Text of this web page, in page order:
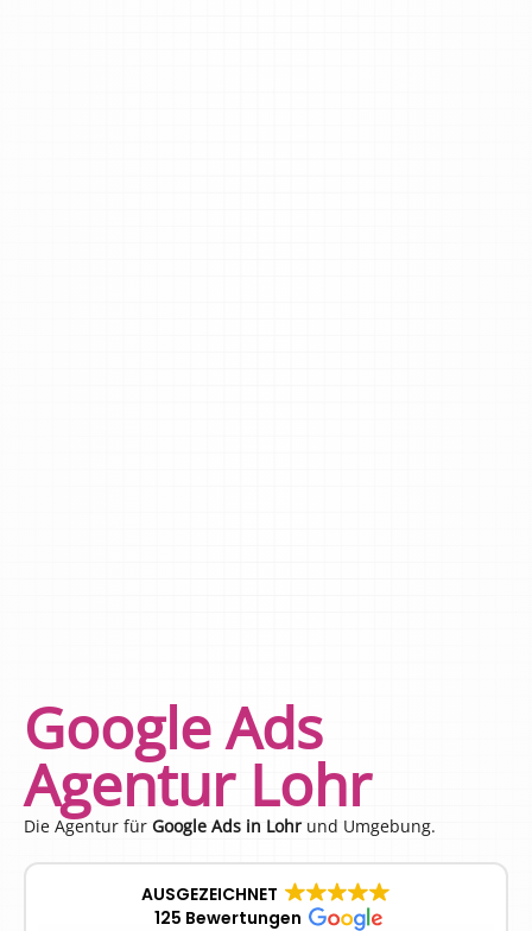
Google Ads
Agentur Lohr
Die Agentur für Google Ads in Lohr und Umgebung.
AUSGEZEICHNET
125 Bewertungen